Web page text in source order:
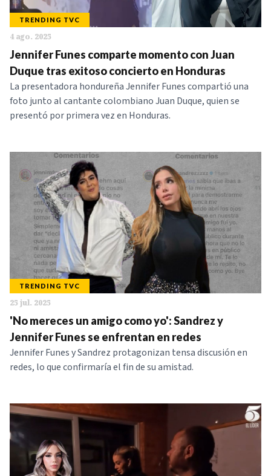
TRENDING TVC
4 ago. 2025
Jennifer Funes comparte momento con Juan
Duque tras exitoso concierto en Honduras
La presentadora hondureña Jennifer Funes compartió una
foto junto al cantante colombiano Juan Duque, quien se
presentó por primera vez en Honduras.
TRENDING TVC
25 jul. 2025
'No mereces un amigo como yo': Sandrez y
Jennifer Funes se enfrentan en redes
Jennifer Funes y Sandrez protagonizan tensa discusión en
redes, lo que confirmaría el fin de su amistad.